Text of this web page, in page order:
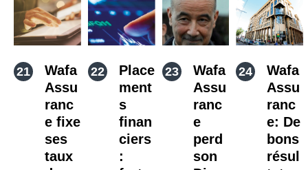
Wafa
Assu
ranc
e fixe
ses
taux
Place
ment
s
finan
ciers
:
Wafa
Assu
ranc
e
perd
son
Wafa
Assu
ranc
e: De
bons
résul